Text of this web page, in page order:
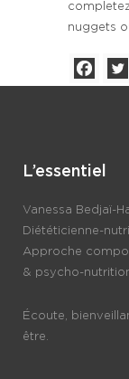
nuggets
L’essentiel
Vanessa Bedjaï-
Diététicienne-
Approche
& psycho-
Écoute,
être.